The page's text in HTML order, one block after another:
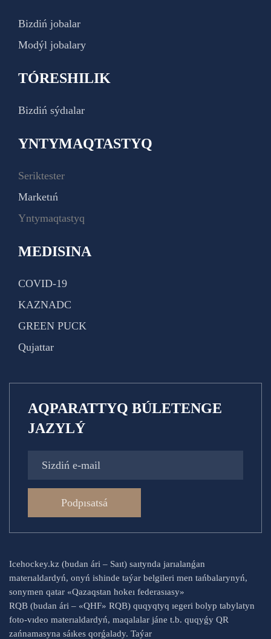
Bizdiń jobalar
Modýl jobalary
TÓRESHILIK
Bizdiń sýdıalar
YNTYMAQTASTYQ
Seriktester
Marketıń
Yntymaqtastyq
MEDISINA
COVID-19
KAZNADC
GREEN PUCK
Qujattar
AQPARATTYQ BÚLETENGE
JAZYLÝ
Podpısatsá
Icehockey.kz (budan ári – Saıt) saıtynda jarıalanǵan
materıaldardyń, onyń ishinde taýar belgileri men tańbalarynyń,
sonymen qatar «Qazaqstan hokeı federasıasy»
RQB (budan ári – «QHF» RQB) quqyqtyq ıegeri bolyp tabylatyn
foto-vıdeo materıaldardyń, maqalalar jáne t.b. quqyǵy QR
zańnamasyna sáıkes qorǵalady. Taýar